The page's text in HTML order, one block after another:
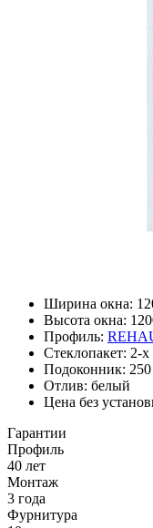
Ширина окна:
Высота окна:
Профиль:
Стеклопакет: 2-
Подоконник:
Отлив: белый
Цена без
Гарантии
Профиль
40 лет
Монтаж
3 года
Фурнитура